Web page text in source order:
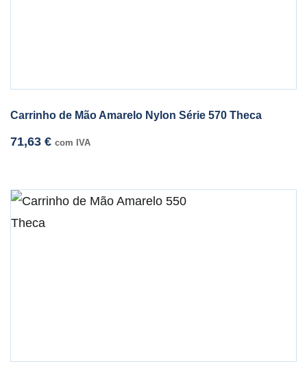
Carrinho de Mão Amarelo Nylon Série 570 Theca
71,63 € com IVA